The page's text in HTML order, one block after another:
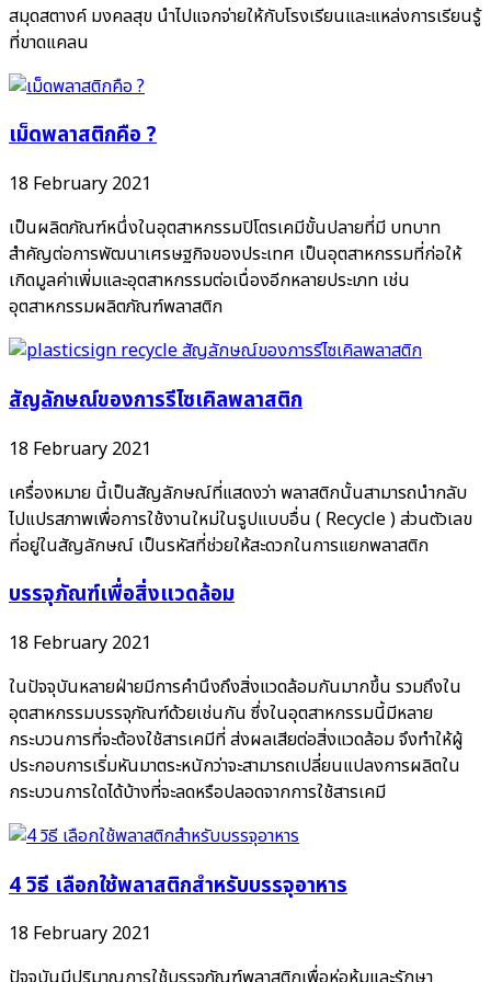
สมุดสตางค์ มงคลสุข นำไปแจกจ่ายให้กับโรงเรียนและแหล่งการเรียนรู้
ที่ขาดแคลน
เม็ดพลาสติกคือ ?
18 February 2021
เป็นผลิตภัณฑ์หนึ่งในอุตสาหกรรมปิโตรเคมีขั้นปลายที่มี บทบาท
สำคัญต่อการพัฒนาเศรษฐกิจของประเทศ เป็นอุตสาหกรรมที่ก่อให้
เกิดมูลค่าเพิ่มและอุตสาหกรรมต่อเนื่องอีกหลายประเภท เช่น
อุตสาหกรรมผลิตภัณฑ์พลาสติก
สัญลักษณ์ของการรีไซเคิลพลาสติก
18 February 2021
เครื่องหมาย นี้เป็นสัญลักษณ์ที่แสดงว่า พลาสติกนั้นสามารถนำกลับ
ไปแปรสภาพเพื่อการใช้งานใหม่ในรูปแบบอื่น ( Recycle ) ส่วนตัวเลข
ที่อยู่ในสัญลักษณ์ เป็นรหัสที่ช่วยให้สะดวกในการแยกพลาสติก
บรรจุภัณฑ์เพื่อสิ่งแวดล้อม
18 February 2021
ในปัจจุบันหลายฝ่ายมีการคำนึงถึงสิ่งแวดล้อมกันมากขึ้น รวมถึงใน
อุตสาหกรรมบรรจุภัณฑ์ด้วยเช่นกัน ซึ่งในอุตสาหกรรมนี้มีหลาย
กระบวนการที่จะต้องใช้สารเคมีที่ ส่งผลเสียต่อสิ่งแวดล้อม จึงทำให้ผู้
ประกอบการเริ่มหันมาตระหนักว่าจะสามารถเปลี่ยนแปลงการผลิตใน
กระบวนการใดได้บ้างที่จะลดหรือปลอดจากการใช้สารเคมี
4 วิธี เลือกใช้พลาสติกสำหรับบรรจุอาหาร
18 February 2021